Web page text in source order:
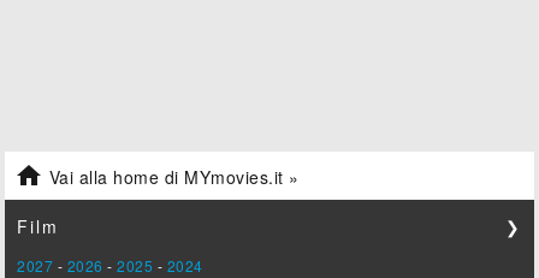
 Vai alla home di MYmovies.it »
Film ❯
2027 - 2026 -2025 - 2024